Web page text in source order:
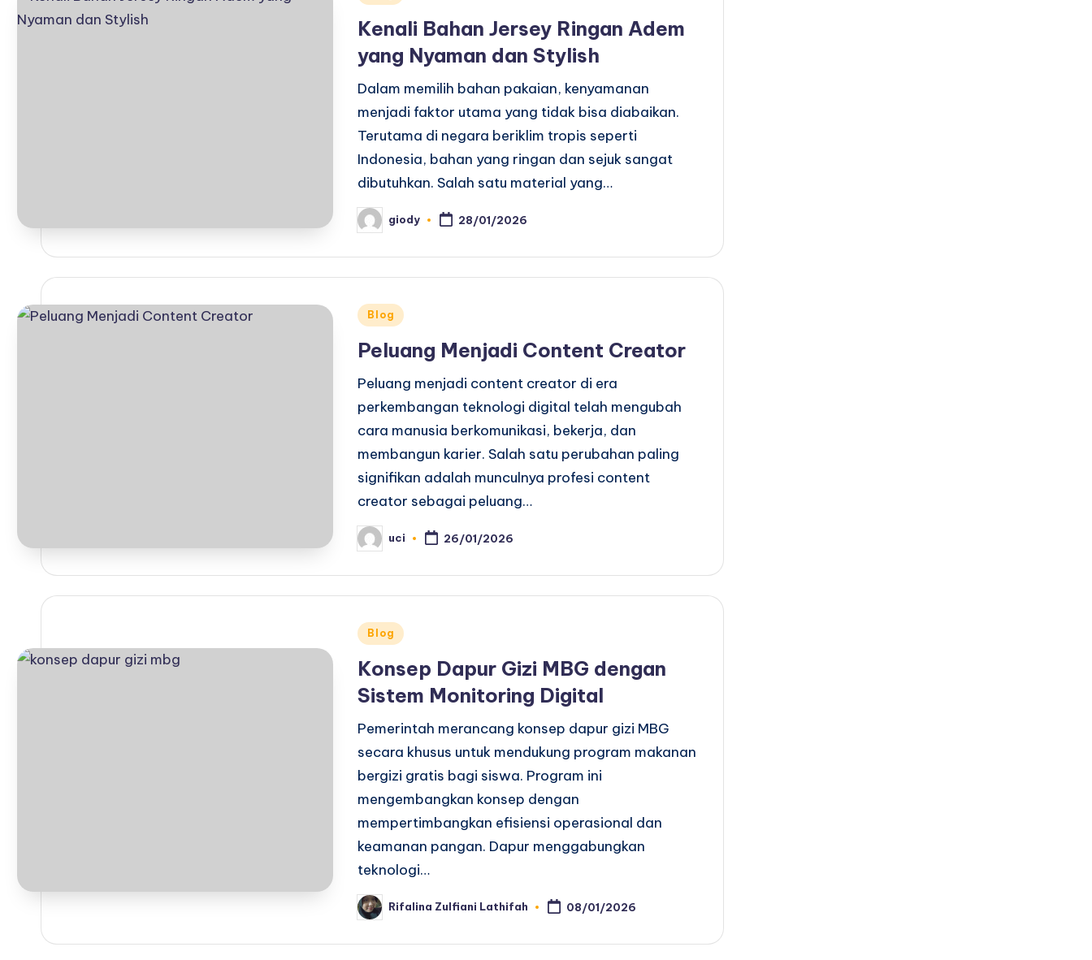
Kenali Bahan Jersey Ringan Adem
yang Nyaman dan Stylish
Dalam memilih bahan pakaian, kenyamanan
menjadi faktor utama yang tidak bisa diabaikan.
Terutama di negara beriklim tropis seperti
Indonesia, bahan yang ringan dan sejuk sangat
dibutuhkan. Salah satu material yang…
Posted
by
giody 28/01/2026
Posted
Blog
Peluang Menjadi Content Creator
Peluang menjadi content creator di era
perkembangan teknologi digital telah mengubah
cara manusia berkomunikasi, bekerja, dan
membangun karier. Salah satu perubahan paling
signifikan adalah munculnya profesi content
creator sebagai peluang…
Posted
by
uci 26/01/2026
Posted
Blog
Konsep Dapur Gizi MBG dengan
Sistem Monitoring Digital
Pemerintah merancang konsep dapur gizi MBG
secara khusus untuk mendukung program makanan
bergizi gratis bagi siswa. Program ini
mengembangkan konsep dengan
mempertimbangkan efisiensi operasional dan
keamanan pangan. Dapur menggabungkan
teknologi…
Posted
by
Rifalina Zulfiani Lathifah 08/01/2026